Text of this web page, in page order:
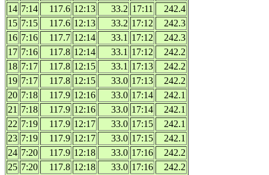
14 7:14 117.6 12:13 33.2 17:11
242.4
15 7:15 117.6 12:13 33.2 17:12
242.3
16 7:16 117.7 12:14 33.1 17:12
242.3
17 7:16 117.8 12:14 33.1 17:12
242.2
18 7:17 117.8 12:15 33.1 17:13
242.2
19 7:17 117.8 12:15 33.0 17:13
242.2
20 7:18 117.9 12:16 33.0 17:14
242.1
21 7:18 117.9 12:16 33.0 17:14
242.1
22 7:19 117.9 12:17 33.0 17:15
242.1
23 7:19 117.9 12:17 33.0 17:15
242.1
24 7:20 117.9 12:18 33.0 17:16
242.2
25 7:20 117.8 12:18 33.0 17:16
242.2